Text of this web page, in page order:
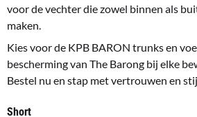
voor de vechter die zowel binnen als
maken.
Kies voor de KPB BARON trunks en
bescherming van The Barong bij elke
Bestel nu en stap met vertrouwen en
Short